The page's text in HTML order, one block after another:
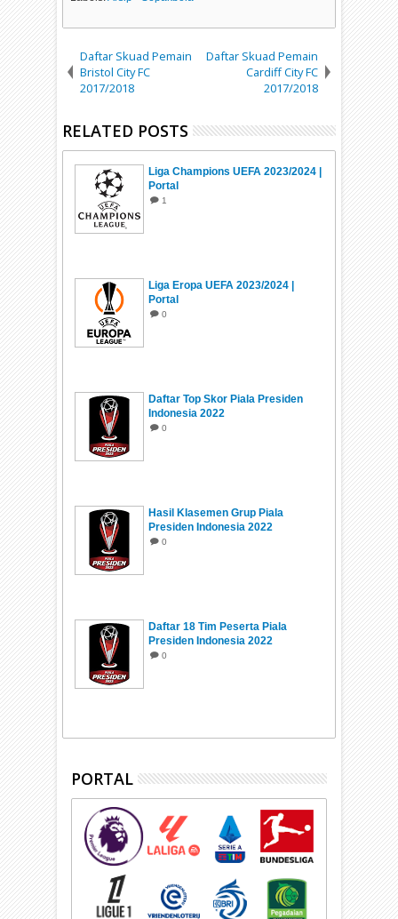
Daftar Skuad Pemain
Bristol City FC
2017/2018
Daftar Skuad Pemain
Cardiff City FC
2017/2018
RELATED POSTS
Liga Champions UEFA 2023/2024 |
Portal
1
Liga Eropa UEFA 2023/2024 |
Portal
0
Daftar Top Skor Piala Presiden
Indonesia 2022
0
Hasil Klasemen Grup Piala
Presiden Indonesia 2022
0
Daftar 18 Tim Peserta Piala
Presiden Indonesia 2022
0
PORTAL